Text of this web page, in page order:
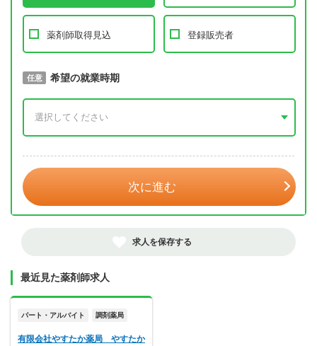
薬剤師取得見込 登録販売者
必須 取得予定年
任意 希望の就業時期
次に進む
求人を保存する
最近見た薬剤師求人
パート・アルバイト 調剤薬局
有限会社やすたか薬局 やすたか